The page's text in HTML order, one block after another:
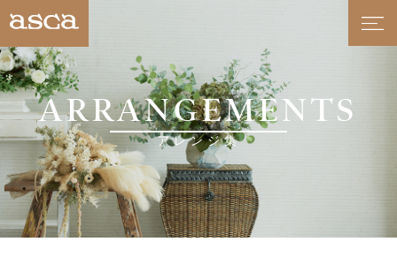
ARRANGEMENTS
アレンジ集